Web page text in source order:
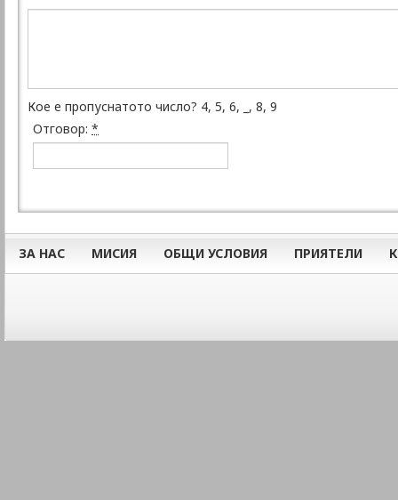
Кое е пропуснатото число? 4, 5, 6, _, 8, 9
Отговор: *
ЗА НАС МИСИЯ ОБЩИ УСЛОВИЯ ПРИЯТЕЛИ